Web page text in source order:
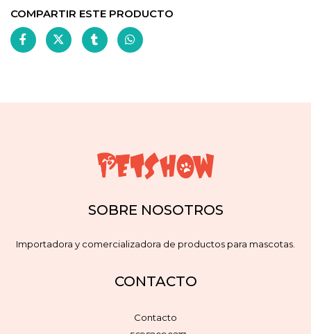
COMPARTIR ESTE PRODUCTO
SOBRE NOSOTROS
Importadora y comercializadora de productos para mascotas.
CONTACTO
Contacto